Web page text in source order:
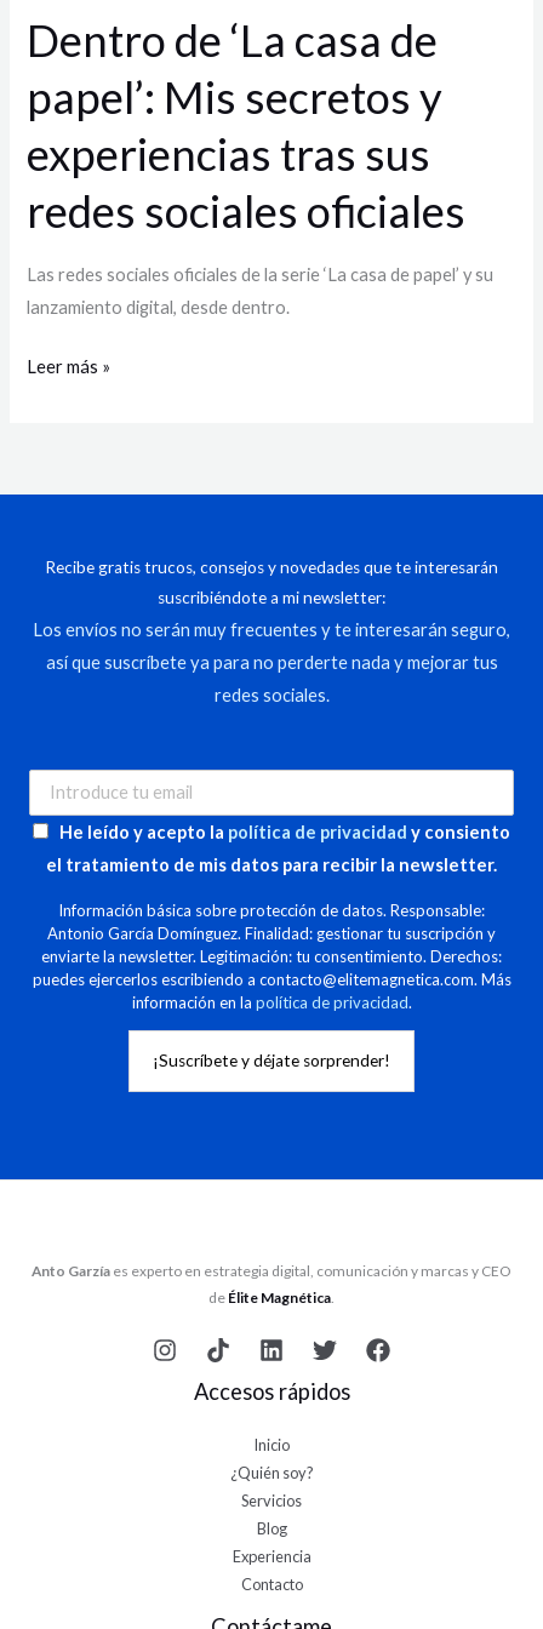
Dentro de ‘La casa de
papel’: Mis secretos y
experiencias tras sus
redes sociales oficiales
Las redes sociales oficiales de la serie ‘La casa de papel’ y su
lanzamiento digital, desde dentro.
experiencias
sus
redes
sociales
oficiales
Leer más »
Recibe gratis trucos, consejos y novedades que te interesarán
suscribiéndote a mi newsletter:
Los envíos no serán muy frecuentes y te interesarán seguro,
así que suscríbete ya para no perderte nada y mejorar tus
redes sociales.
He leído y acepto la política de privacidad y consiento
el tratamiento de mis datos para recibir la newsletter.
Información básica sobre protección de datos. Responsable:
Antonio García Domínguez. Finalidad: gestionar tu suscripción y
enviarte la newsletter. Legitimación: tu consentimiento. Derechos:
puedes ejercerlos escribiendo a contacto@elitemagnetica.com. Más
información en la política de privacidad.
Anto Garzía es experto en estrategia digital, comunicación y marcas y CEO
de Élite Magnética.
Accesos rápidos
Inicio
¿Quién soy?
Servicios
Blog
Experiencia
Contacto